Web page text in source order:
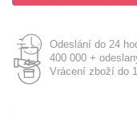
Odeslání do 24
400 000 +
Vrácení zboží do